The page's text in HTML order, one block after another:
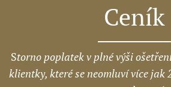
Ceník
Storno poplatek v plné výši
klientky, které se neomluví více jak